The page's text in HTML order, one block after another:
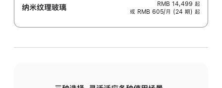
纳米纹理玻璃 RMB 14,499 起
或 RMB 605/月 (24 期) 起